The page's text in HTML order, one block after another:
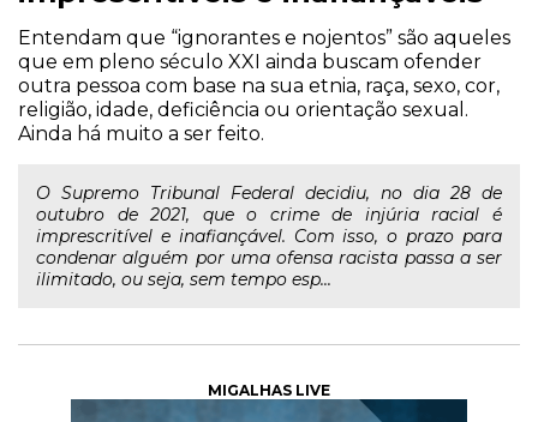
Entendam que “ignorantes e nojentos” são aqueles
que em pleno século XXI ainda buscam ofender
outra pessoa com base na sua etnia, raça, sexo, cor,
religião, idade, deficiência ou orientação sexual.
Ainda há muito a ser feito.
O Supremo Tribunal Federal decidiu, no dia 28 de
outubro de 2021, que o crime de injúria racial é
imprescritível e inafiançável. Com isso, o prazo para
condenar alguém por uma ofensa racista passa a ser
ilimitado, ou seja, sem tempo esp...
MIGALHAS LIVE